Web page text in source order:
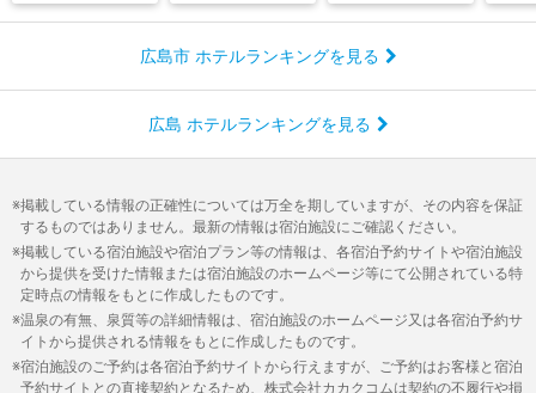
広島市 ホテルランキングを見る
広島 ホテルランキングを見る
掲載している情報の正確性については万全を期していますが、その内容を保証
するものではありません。最新の情報は宿泊施設にご確認ください。
掲載している宿泊施設や宿泊プラン等の情報は、各宿泊予約サイトや宿泊施設
から提供を受けた情報または宿泊施設のホームページ等にて公開されている特
定時点の情報をもとに作成したものです。
温泉の有無、泉質等の詳細情報は、宿泊施設のホームページ又は各宿泊予約サ
イトから提供される情報をもとに作成したものです。
宿泊施設のご予約は各宿泊予約サイトから行えますが、ご予約はお客様と宿泊
予約サイトとの直接契約となるため、株式会社カカクコムは契約の不履行や損